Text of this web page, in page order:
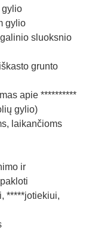
gylio
gylio
sluoksnio
grunto
apie **********
gylio)
laikančioms
ir
*****jotiekiui,